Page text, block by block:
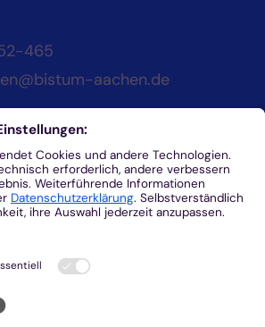
465
aachen.de
Katholik*innen im Bistum
aachen.de